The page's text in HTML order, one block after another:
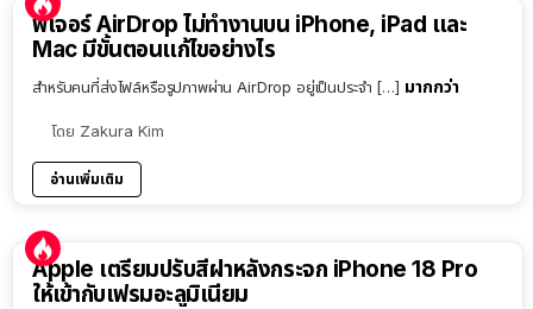
ฟีเจอร์ AirDrop ไม่ทำงานบน iPhone, iPad และ
Mac มีขั้นตอนแก้ไขอย่างไร
สำหรับคนที่ส่งไฟล์หรือรูปภาพผ่าน AirDrop อยู่เป็นประจำ […] มากกว่า
โดย Zakura Kim
อ่านเพิ่มเติม
Apple เตรียมปรับสีฝาหลังกระจก iPhone 18 Pro
ให้เข้ากับเฟรมอะลูมิเนียม